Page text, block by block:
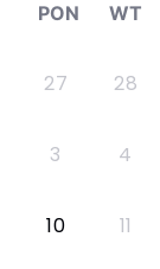
PON WT
27 28
3 4
10 11